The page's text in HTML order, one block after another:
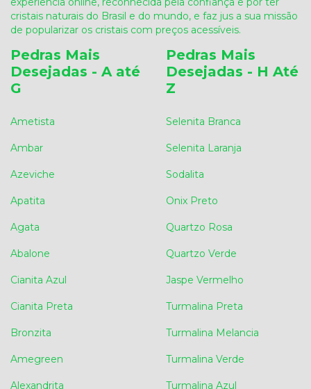
cristais naturais do Brasil e do mundo, e faz jus a sua missão
de popularizar os cristais com preços acessíveis.
Pedras Mais
Desejadas - A até
G
Ametista
Ambar
Azeviche
Apatita
Agata
Abalone
Cianita Azul
Cianita Preta
Bronzita
Amegreen
Alexandrita
Pedras Mais
Desejadas - H Até
Z
Selenita Branca
Selenita Laranja
Sodalita
Onix Preto
Quartzo Rosa
Quartzo Verde
Jaspe Vermelho
Turmalina Preta
Turmalina Melancia
Turmalina Verde
Turmalina Azul